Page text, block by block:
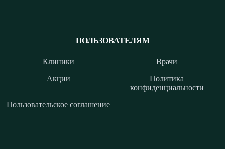
ПОЛЬЗОВАТЕЛЯМ
Клиники
Врачи
Акции
Политика
конфиденциальности
Пользовательское соглашение